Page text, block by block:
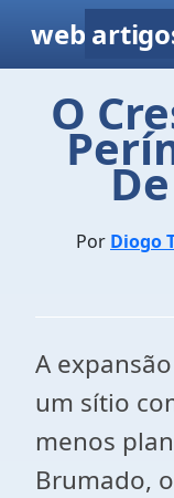
web
O
Por Diogo
A
um sítio
menos
Brumado,